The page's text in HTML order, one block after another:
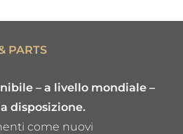
PARTS
– a livello mondiale –
disposizione.
come nuovi